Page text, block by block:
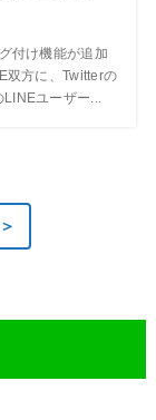
付け機能が追加
双方に、Twitterの
ユーザー...
＞